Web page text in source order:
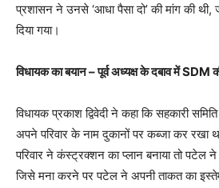
प्रशासन ने उनसे ‘आधा पैसा दो’ की मांग की थी,
दिया गया।
विधायक का बयान – पूर्व अध्यक्ष के दबाव में SDM
विधायक प्रकाश द्विवेदी ने कहा कि सहकारी
अपने परिवार के नाम दुकानों पर कब्जा कर रखा
परिवार ने कंस्ट्रक्शन का प्लान बनाया तो पटेल
जिसे मना करने पर पटेल ने अपनी ताकत का